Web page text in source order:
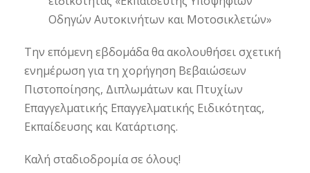
Οδηγών Αυτοκινήτων και Μοτοσικλετών»
Την επόμενη εβδομάδα θα ακολουθήσει σχετική
ενημέρωση για τη χορήγηση Βεβαιώσεων
Πιστοποίησης, Διπλωμάτων και Πτυχίων
Επαγγελματικής Επαγγελματικής Ειδικότητας,
Εκπαίδευσης και Κατάρτισης.
Kαλή σταδιοδρομία σε όλους!